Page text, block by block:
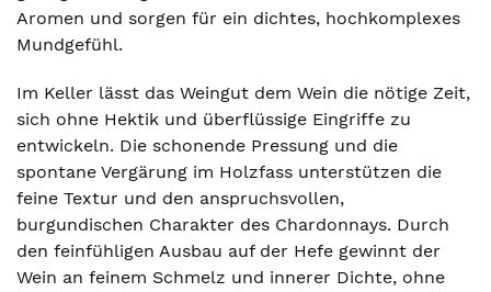
Aromen und sorgen für ein dichtes, hochkomplexes
Mundgefühl.
Im Keller lässt das Weingut dem Wein die nötige Zeit,
sich ohne Hektik und überflüssige Eingriffe zu
entwickeln. Die schonende Pressung und die
spontane Vergärung im Holzfass unterstützen die
feine Textur und den anspruchsvollen,
burgundischen Charakter des Chardonnays. Durch
den feinfühligen Ausbau auf der Hefe gewinnt der
Wein an feinem Schmelz und innerer Dichte, ohne